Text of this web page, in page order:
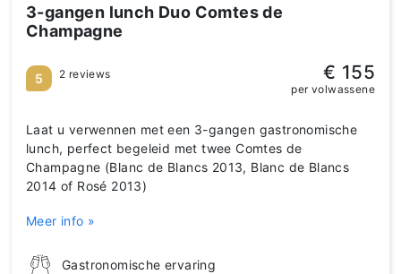
3-gangen lunch Duo Comtes de
Champagne
Gastronomische ervaring
Laat u verwennen met een 3-gangen gastronomische
lunch, perfect begeleid met twee Comtes de
Champagne (Blanc de Blancs 2013, Blanc de Blancs
2014 of Rosé 2013)
Meer info »
5 2 reviews € 155
per volwassene